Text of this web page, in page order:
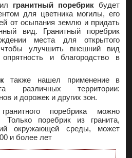
гранитный поребрик будет
для цветника могилы, его
от осыпания землю и придать
вид. Гранитный поребрик
места для открытого
улучшить внешний вид
опрятность и благородство в
также нашел применение в
различных территории:
и дорожек и других зон.
поребрика можно
Только поребрик из гранита,
окружающей среды, может
и более лет